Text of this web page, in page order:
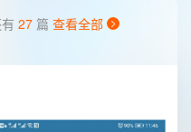
27 篇 查看全部